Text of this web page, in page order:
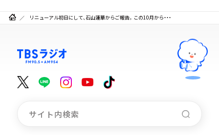
リニューアル初日にして、石山蓮華からご報告。この10月から・・・